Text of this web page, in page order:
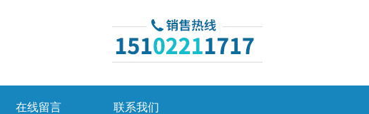
在线留言 联系我们